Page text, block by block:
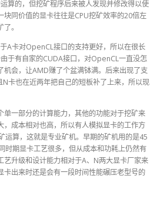
运算的，但挖矿程序后来被人发现并修改得以使
块同价值的显卡往往是CPU挖矿效率的20倍左
。
A卡对OpenCL接口的支持更好，所以在很长
于有自家的CUDA接口，对OpenCL一直没怎
机会，让AMD赚了个盆满钵满。后来出现了支
N卡也在近两年把自己的短板补了上来，所以现
单一部分的计算能力，其他的功能对于挖矿来
，成本相对也高，所以有人模拟显卡的工作方
运算，这就是专业矿机。早期的矿机用的是45
时期显卡工艺很多，但从成本和功耗上仍然有
艺升级和设计能力相对于A、 N两大显卡厂家来
卡出来时还是会有一段时间性能碾压老型号的